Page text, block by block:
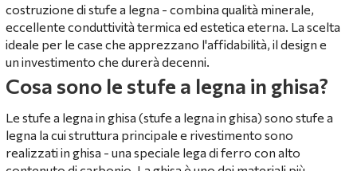
costruzione di stufe a legna - combina qualità minerale,
eccellente conduttività termica ed estetica eterna. La scelta
ideale per le case che apprezzano l'affidabilità, il design e
un investimento che durerà decenni.
Cosa sono le stufe a legna in ghisa?
Le stufe a legna in ghisa (stufe a legna in ghisa) sono stufe a
legna la cui struttura principale e rivestimento sono
realizzati in ghisa - una speciale lega di ferro con alto